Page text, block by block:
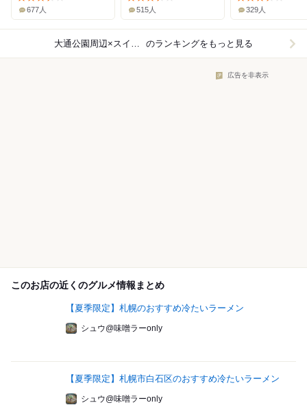
677人 515人 329人
大通公園周辺×スイーツ のランキングをもっと見る
広告を非表示
このお店の近くのグルメ情報まとめ
【夏季限定】札幌のおすすめ冷たいラーメン
シュウ@味噌ラーonly
【夏季限定】札幌市白石区のおすすめ冷たいラーメン
シュウ@味噌ラーonly